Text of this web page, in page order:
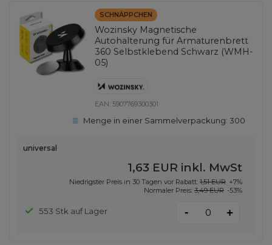
SCHNÄPPCHEN
Wozinsky Magnetische
Autohalterung für Armaturenbrett
360 Selbstklebend Schwarz (WMH-
05)
EAN: 5907769300301
Menge in einer Sammelverpackung:300
universal
1,63 EUR inkl. MwSt
Niedrigster Preis in 30 Tagen vor Rabatt: 1,51 EUR +7%
Normaler Preis: 3,49 EUR -53%
553 Stk auf Lager - +